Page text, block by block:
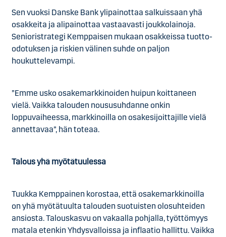
Sen vuoksi Danske Bank ylipainottaa salkuissaan yhä
osakkeita ja alipainottaa vastaavasti joukkolainoja.
Senioristrategi Kemppaisen mukaan osakkeissa tuotto-
odotuksen ja riskien välinen suhde on paljon
houkuttelevampi.
”Emme usko osakemarkkinoiden huipun koittaneen
vielä. Vaikka talouden noususuhdanne onkin
loppuvaiheessa, markkinoilla on osakesijoittajille vielä
annettavaa”, hän toteaa.
Talous yhä myötätuulessa
Tuukka Kemppainen korostaa, että osakemarkkinoilla
on yhä myötätuulta talouden suotuisten olosuhteiden
ansiosta. Talouskasvu on vakaalla pohjalla, työttömyys
matala etenkin Yhdysvalloissa ja inflaatio hallittu. Vaikka